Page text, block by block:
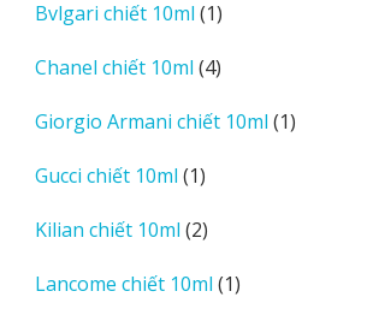
Bvlgari chiết 10ml 11
phẩm
Chanel chiết 10ml 44
phẩm
Giorgio Armani chiết 10ml 11
Gucci chiết 10ml 11
phẩm
Kilian chiết 10ml 22
phẩm
Lancome chiết 10ml 11